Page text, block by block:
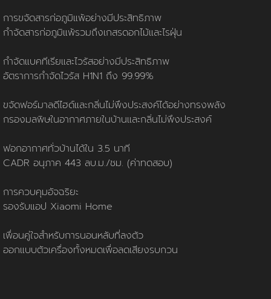
นโยบายการใช้คุกกี้
ข้อกำหนดและเงื่อนไข
นโยบายความเป็นส่วนตัว